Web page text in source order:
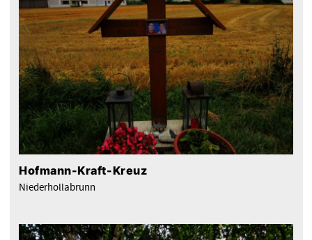
Hofmann-Kraft-Kreuz
Niederhollabrunn